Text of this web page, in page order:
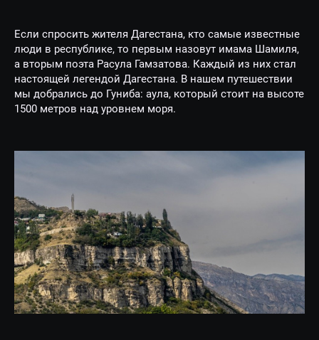
Если спросить жителя Дагестана, кто самые известные
люди в республике, то первым назовут имама Шамиля,
а вторым поэта Расула Гамзатова. Каждый из них стал
настоящей легендой Дагестана. В нашем путешествии
мы добрались до Гуниба: аула, который стоит на высоте
1500 метров над уровнем моря.